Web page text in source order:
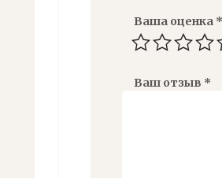
Ваша оценка *
Ваш отзыв *